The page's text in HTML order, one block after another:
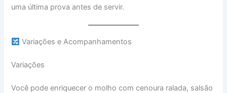
uma última prova antes de servir.
Variações e Acompanhamentos
Variações
Você pode enriquecer o molho com cenoura ralada, salsão